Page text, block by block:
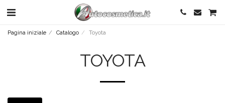
Pagina iniziale Catalogo Toyota
TOYOTA